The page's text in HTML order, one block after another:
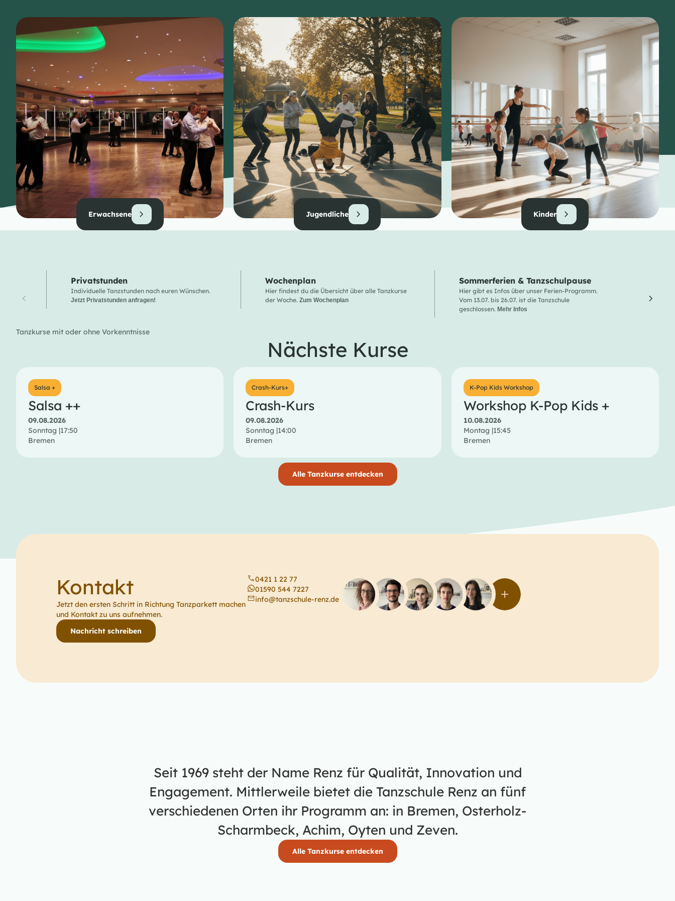
Erwachsene Jugendliche Kinder
Privatstunden
Individuelle Tanzstunden nach euren Wünschen.
Jetzt Privatstunden anfragen!
Wochenplan
Hier findest du die Übersicht über alle Tanzkurse
der Woche. Zum Wochenplan
Sommerferien & Tanzschulpause
Hier gibt es Infos über unser Ferien-Programm.
Vom 13.07. bis 26.07. ist die Tanzschule
geschlossen.Mehr Infos
Tanzkurse mit oder ohne Vorkenntnisse
Nächste Kurse
Salsa +
Salsa ++
09.08.2026
Sonntag |17:50
Bremen
Crash-Kurs+
Crash-Kurs
09.08.2026
Sonntag |14:00
Bremen
K-Pop Kids Workshop
Workshop K-Pop Kids +
10.08.2026
Montag |15:45
Bremen
Alle Tanzkurse entdecken
Kontakt
Jetzt den ersten Schritt in Richtung Tanzparkett machen
und Kontakt zu uns aufnehmen.
Nachricht schreiben
0421 1 22 77
01590 544 7227
info@tanzschule-renz.de
Seit 1969 steht der Name Renz für Qualität, Innovation und
Engagement. Mittlerweile bietet die Tanzschule Renz an fünf
verschiedenen Orten ihr Programm an: in Bremen, Osterholz-
Scharmbeck, Achim, Oyten und Zeven.
Alle Tanzkurse entdecken